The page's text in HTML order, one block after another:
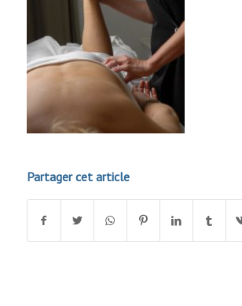
Partager cet article